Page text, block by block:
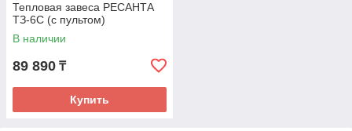
Тепловая завеса РЕСАНТА
ТЗ-6С (с пультом)
В наличии
89 890 ₸
Купить